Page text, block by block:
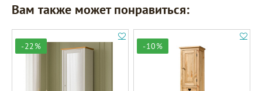
Вам также может понравиться:
-22% -10%